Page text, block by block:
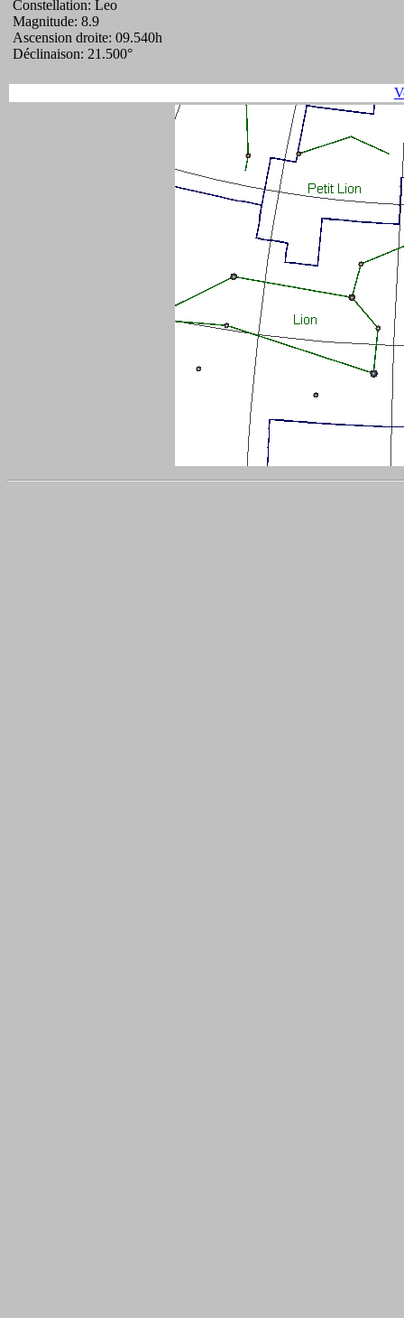
Constellation: Leo
Magnitude: 8.9
Ascension droite: 09.540h
Déclinaison: 21.500°